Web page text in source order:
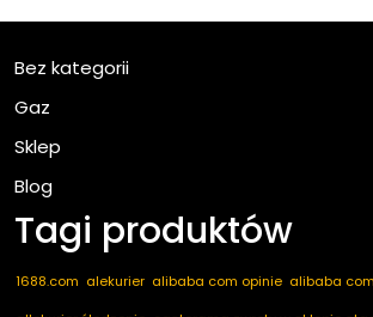
Bez kategorii
Gaz
Sklep
Blog
Tagi produktów
1688.com alekurier alibaba com opinie alibaba